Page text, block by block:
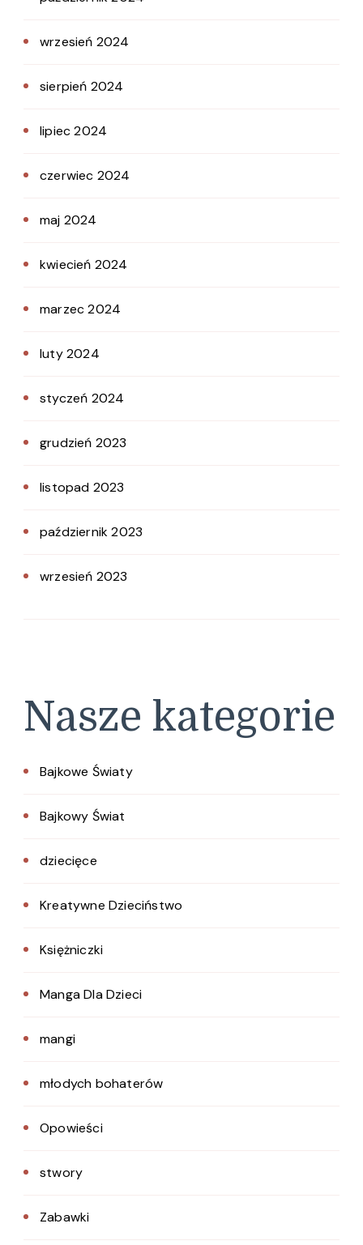
wrzesień 2024
sierpień 2024
lipiec 2024
czerwiec 2024
maj 2024
kwiecień 2024
marzec 2024
luty 2024
styczeń 2024
grudzień 2023
listopad 2023
październik 2023
wrzesień 2023
Nasze kategorie
Bajkowe Światy
Bajkowy Świat
dziecięce
Kreatywne Dzieciństwo
Księżniczki
Manga Dla Dzieci
mangi
młodych bohaterów
Opowieści
stwory
Zabawki